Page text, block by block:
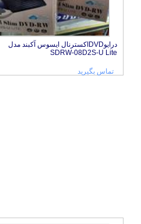
درایوDVDاکسترنال ایسوس آکبند مدل
SDRW-08D2S-U Lite
تماس بگیرید